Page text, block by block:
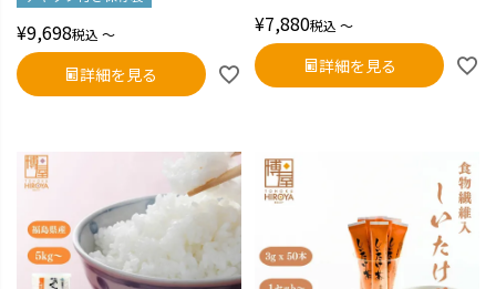
¥9,698税込 〜
詳細を見る
¥7,880税込 〜
詳細を見る